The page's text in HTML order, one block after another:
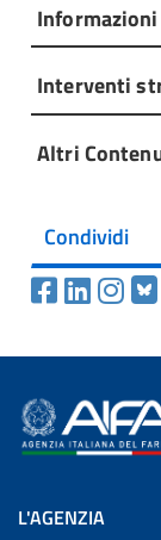
Interventi
Altri
Condividi
L'AGENZIA